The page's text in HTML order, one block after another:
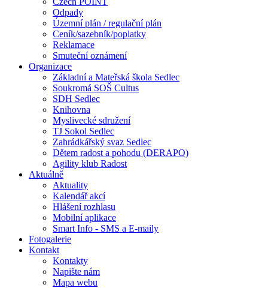
Odpady
Územní plán / regulační plán
Ceník/sazebník/poplatky
Reklamace
Smuteční oznámení
Organizace
Základní a Mateřská škola Sedlec
Soukromá SOŠ Cultus
SDH Sedlec
Knihovna
Myslivecké sdružení
TJ Sokol Sedlec
Zahrádkářský svaz Sedlec
Dětem radost a pohodu (DERAPO)
Agility klub Radost
Aktuálně
Aktuality
Kalendář akcí
Hlášení rozhlasu
Mobilní aplikace
Smart Info - SMS a E-maily
Fotogalerie
Kontakt
Kontakty
Napište nám
Mapa webu